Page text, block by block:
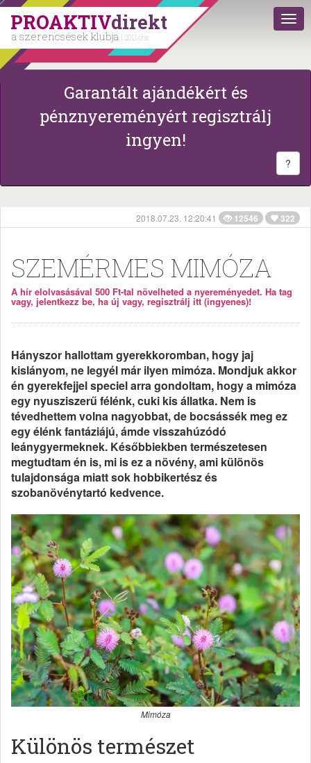
PROAKTIVdirekt
a szerencsések klubja | 2011 óta
Garantált ajándékért és
pénznyereményért regisztrálj
ingyen!
?
2018.07.23. 12:20:41 12546 322
SZEMÉRMES MIMÓZA
A hír elolvasásával 500 Ft-tal növelheted a nyereményedet. Ha tag
vagy, jelentkezz be, ha új vagy, regisztrálj itt (ingyenes)!
Hányszor hallottam gyerekkoromban, hogy jaj
kislányom, ne legyél már ilyen mimóza. Mondjuk akkor
én gyerekfejjel speciel arra gondoltam, hogy a mimóza
egy nyusziszerű félénk, cuki kis állatka. Nem is
tévedhettem volna nagyobbat, de bocsássék meg ez
egy élénk fantáziájú, ámde visszahúzódó
leánygyermeknek. Későbbiekben természetesen
megtudtam én is, mi is ez a növény, ami különös
tulajdonsága miatt sok hobbikertész és
szobanövénytartó kedvence.
Mimóza
Különös természet